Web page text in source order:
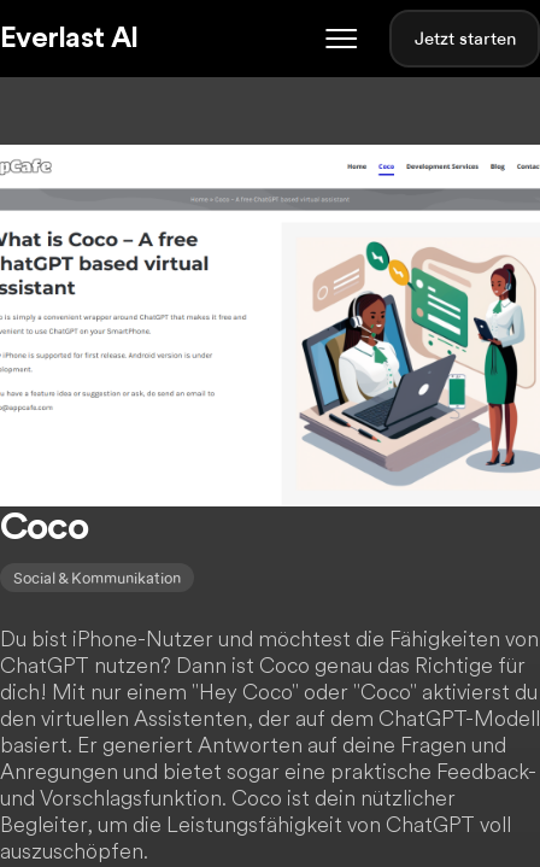
Everlast AI Jetzt starten
Coco
Social & Kommunikation
Du bist iPhone-Nutzer und möchtest die Fähigkeiten von
ChatGPT nutzen? Dann ist Coco genau das Richtige für
dich! Mit nur einem "Hey Coco" oder "Coco" aktivierst du
den virtuellen Assistenten, der auf dem ChatGPT-Modell
basiert. Er generiert Antworten auf deine Fragen und
Anregungen und bietet sogar eine praktische Feedback-
und Vorschlagsfunktion. Coco ist dein nützlicher
Begleiter, um die Leistungsfähigkeit von ChatGPT voll
auszuschöpfen.